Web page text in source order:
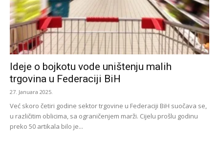
Ideje o bojkotu vode uništenju malih
trgovina u Federaciji BiH
27. Januara 2025.
Već skoro četiri godine sektor trgovine u Federaciji BiH suočava se,
u različitim oblicima, sa ograničenjem marži. Cijelu prošlu godinu
preko 50 artikala bilo je...